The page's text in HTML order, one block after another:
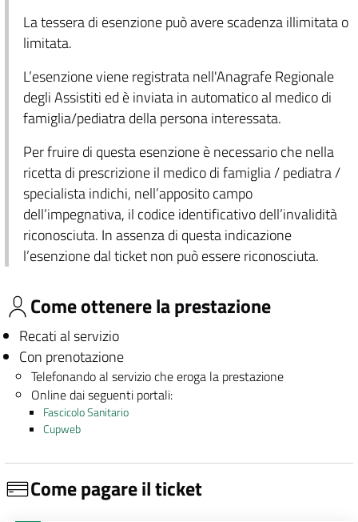
La tessera di esenzione può avere scadenza illimitata o
limitata.
L’esenzione viene registrata nell'Anagrafe Regionale
degli Assistiti ed è inviata in automatico al medico di
famiglia/pediatra della persona interessata.
Per fruire di questa esenzione è necessario che nella
ricetta di prescrizione il medico di famiglia / pediatra /
specialista indichi, nell’apposito campo
dell’impegnativa, il codice identificativo dell’invalidità
riconosciuta. In assenza di questa indicazione
l’esenzione dal ticket non può essere riconosciuta.
Come ottenere la prestazione
Recati al servizio
Con prenotazione
Telefonando al servizio che eroga la prestazione
Online dai seguenti portali:
Fascicolo Sanitario
Cupweb
Come pagare il ticket